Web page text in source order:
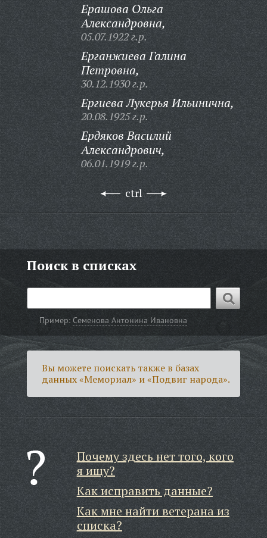
Ерашова Ольга
Александровна,
05.07.1922 г.р.
Ерганжиева Галина
Петровна,
30.12.1930 г.р.
Ергиева Лукерья Ильинична,
20.08.1925 г.р.
Ердяков Василий
Александрович,
06.01.1919 г.р.
ctrl
Поиск в списках
Пример:Семенова Антонина Ивановна
Вы можете поискать также в базах
данных «Мемориал» и «Подвиг народа».
Почему здесь нет того, кого
я ищу?
Как исправить данные?
Как мне найти ветерана из
списка?